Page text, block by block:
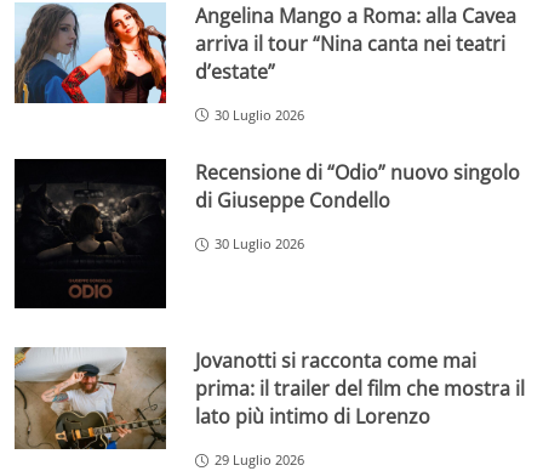
Angelina Mango a Roma: alla Cavea
arriva il tour “Nina canta nei teatri
d’estate”
30 Luglio 2026
Recensione di “Odio” nuovo singolo
di Giuseppe Condello
30 Luglio 2026
Jovanotti si racconta come mai
prima: il trailer del film che mostra il
lato più intimo di Lorenzo
29 Luglio 2026